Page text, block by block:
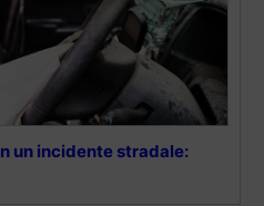
un incidente stradale: